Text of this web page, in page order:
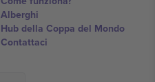
Alberghi
Hub della Coppa del Mondo
Contattaci